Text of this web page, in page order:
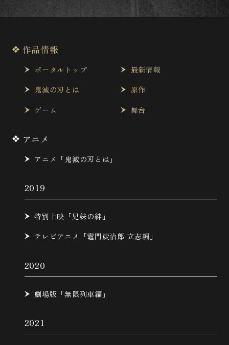
作品情報
ポータルトップ
最新情報
鬼滅の刃とは
原作
ゲーム
舞台
アニメ
アニメ「鬼滅の刃とは」
2019
特別上映「兄妹の絆」
テレビアニメ「竈門炭治郎 立志編」
2020
劇場版「無限列車編」
2021